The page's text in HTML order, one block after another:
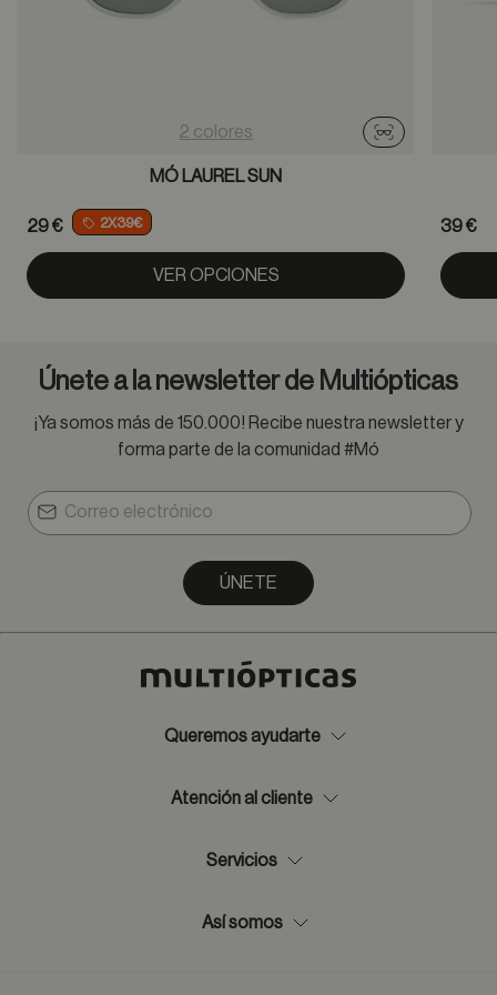
2 colores
Probador
MÓ LAUREL SUN
29 € 2X39€
VER OPCIONES
39 €
Únete a la newsletter de Multiópticas
¡Ya somos más de 150.000! Recibe nuestra newsletter y
forma parte de la comunidad #Mó
ÚNETE
Queremos ayudarte
Atención al cliente
Servicios
Así somos